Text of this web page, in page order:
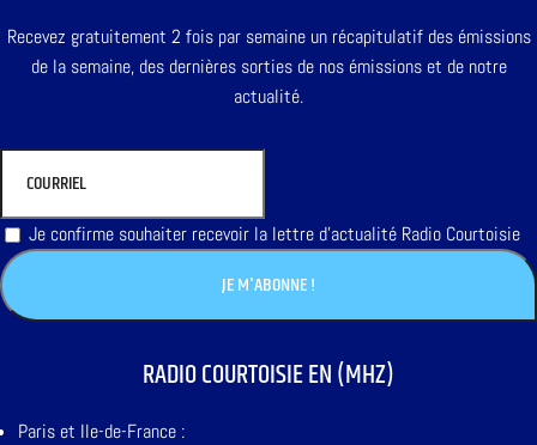
Recevez gratuitement 2 fois par semaine un récapitulatif des émissions
de la semaine, des dernières sorties de nos émissions et de notre
actualité.
Je confirme souhaiter recevoir la lettre d'actualité Radio Courtoisie
RADIO COURTOISIE EN (MHZ)
Paris et Ile-de-France :